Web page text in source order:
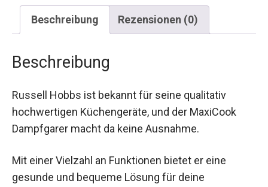
Beschreibung Rezensionen (0)
Beschreibung
Russell Hobbs ist bekannt für seine qualitativ
hochwertigen Küchengeräte, und der MaxiCook
Dampfgarer macht da keine Ausnahme.
Mit einer Vielzahl an Funktionen bietet er eine
gesunde und bequeme Lösung für deine